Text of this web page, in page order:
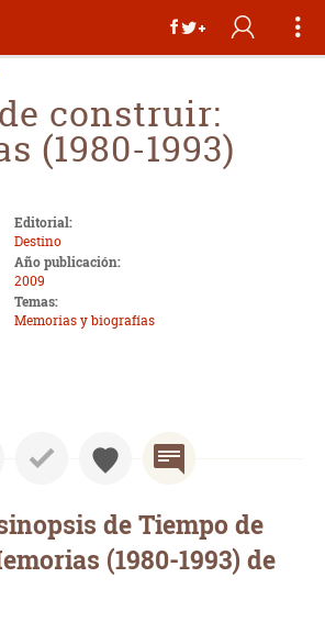
construir:
(1980-1993)
Editorial:
Destino
Año publicación:
2009
Temas:
Memorias y biografías
de Tiempo de
(1980-1993) de